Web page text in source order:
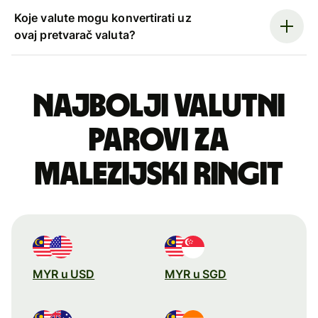
Koje valute mogu konvertirati uz
ovaj pretvarač valuta?
Najbolji valutni
parovi za
malezijski ringit
MYR u USD MYR u SGD